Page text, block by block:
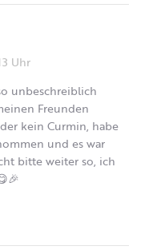
Uhr
unbeschreiblich
Freunden
kein Curmin, habe
und es war
bitte weiter so, ich